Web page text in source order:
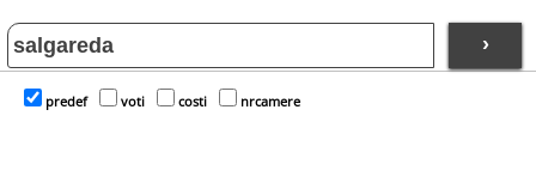
›
predef voti costi nrcamere